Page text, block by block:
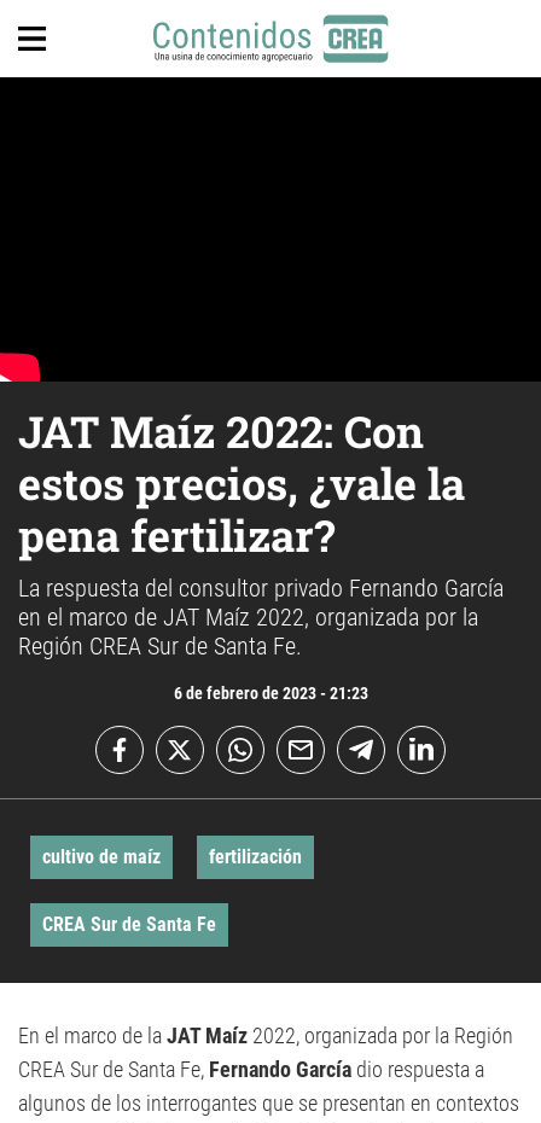
JAT Maíz 2022: Con
estos precios, ¿vale la
pena fertilizar?
La respuesta del consultor privado Fernando García
en el marco de JAT Maíz 2022, organizada por la
Región CREA Sur de Santa Fe.
6 de febrero de 2023 - 21:23
cultivo de maíz fertilización
CREA Sur de Santa Fe
En el marco de laJAT Maíz 2022, organizada por la Región
CREA Sur de Santa Fe, Fernando García dio respuesta a
algunos de los interrogantes que se presentan en contextos